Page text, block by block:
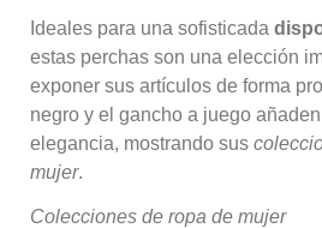
Ideales para una sofisticada
estas perchas son una elección
exponer sus artículos de forma
negro y el gancho a juego
elegancia, mostrando sus
mujer.
Colecciones de ropa de mujer